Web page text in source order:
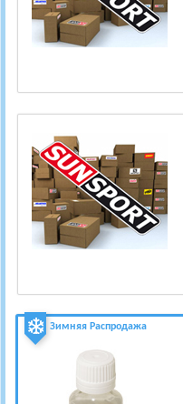
Зимняя Распродажа